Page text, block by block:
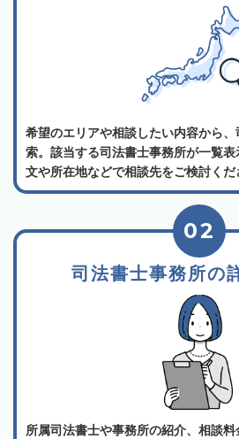
希望のエリアや相談したい内容から
索。該当する司法書士事務所が一覧
文や所在地などで相談先をご検討くだ
司法書士事務所の
02
所属司法書士や事務所の紹介、相談